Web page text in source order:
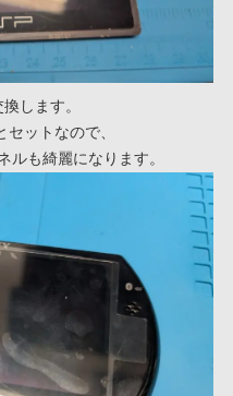
します。
ットなので、
ルも綺麗になります。